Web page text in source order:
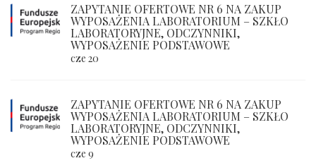
ZAPYTANIE OFERTOWE NR 6 NA ZAKUP
WYPOSAŻENIA LABORATORIUM – SZKŁO
LABORATORYJNE, ODCZYNNIKI,
WYPOSAŻENIE PODSTAWOWE
cze 20
ZAPYTANIE OFERTOWE NR 6 NA ZAKUP
WYPOSAŻENIA LABORATORIUM – SZKŁO
LABORATORYJNE, ODCZYNNIKI,
WYPOSAŻENIE PODSTAWOWE
cze 9